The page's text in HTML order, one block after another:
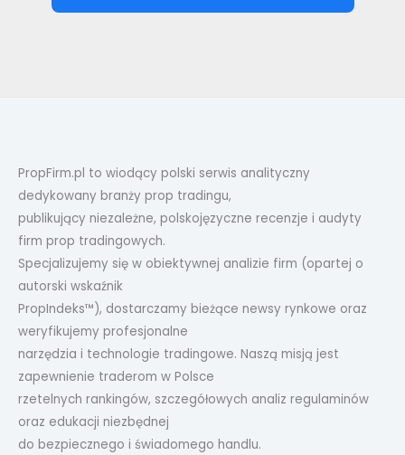
PropFirm.pl to wiodący polski serwis analityczny
dedykowany branży prop tradingu,
publikujący niezależne, polskojęzyczne recenzje i audyty
firm prop tradingowych.
Specjalizujemy się w obiektywnej analizie firm (opartej o
autorski wskaźnik
PropIndeks™), dostarczamy bieżące newsy rynkowe oraz
weryfikujemy profesjonalne
narzędzia i technologie tradingowe. Naszą misją jest
zapewnienie traderom w Polsce
rzetelnych rankingów, szczegółowych analiz regulaminów
oraz edukacji niezbędnej
do bezpiecznego i świadomego handlu.